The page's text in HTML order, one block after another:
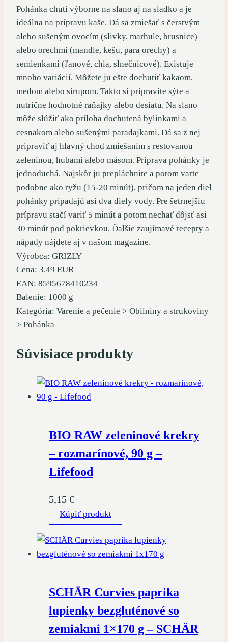
Pohánka chutí výborne na slano aj na sladko a je
ideálna na prípravu kaše. Dá sa zmiešať s čerstvým
alebo sušeným ovocím (slivky, marhule, brusnice)
alebo orechmi (mandle, kešu, para orechy) a
semienkami (ľanové, chia, slnečnicové). Existuje
mnoho variácií. Môžete ju ešte dochutiť kakaom,
medom alebo sirupom. Takto si pripravíte sýte a
nutrične hodnotné raňajky alebo desiatu. Na slano
môže slúžiť ako príloha dochutená bylinkami a
cesnakom alebo sušenými paradajkami. Dá sa z nej
pripraviť aj hlavný chod zmiešaním s restovanou
zeleninou, hubami alebo mäsom. Príprava pohánky je
jednoduchá. Najskôr ju prepláchnite a potom varte
podobne ako ryžu (15-20 minút), pričom na jeden diel
pohánky pripadajú asi dva diely vody. Pre šetrnejšiu
prípravu stačí variť 5 minút a potom nechať dôjsť asi
30 minút pod pokrievkou. Ďalšie zaujímavé recepty a
nápady nájdete aj v našom magazíne.
Výrobca: GRIZLY
Cena: 3.49 EUR
EAN: 8595678410234
Balenie: 1000 g
Kategória: Varenie a pečenie > Obilniny a strukoviny
> Pohánka
Súvisiace produkty
BIO RAW zeleninové krekry
– rozmarínové, 90 g –
Lifefood
5,15 €
Kúpiť produkt
SCHÄR Curvies paprika
lupienky bezgluténové so
zemiakmi 1×170 g – SCHÄR